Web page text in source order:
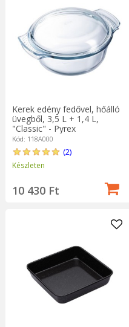
Kerek edény fedővel, hőálló
üvegből, 3,5 L + 1,4 L,
"Classic" - Pyrex
Kód: 118A000
(2)
Készleten
10 430 Ft